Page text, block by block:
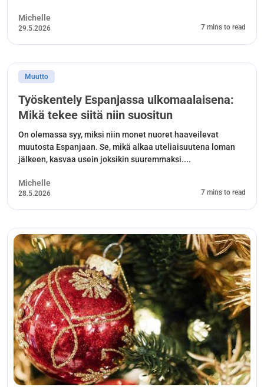
Michelle
29.5.2026 7 mins to read
Muutto
Työskentely Espanjassa ulkomaalaisena:
Mikä tekee siitä niin suositun
On olemassa syy, miksi niin monet nuoret haaveilevat
muutosta Espanjaan. Se, mikä alkaa uteliaisuutena loman
jälkeen, kasvaa usein joksikin suuremmaksi....
Michelle
28.5.2026 7 mins to read